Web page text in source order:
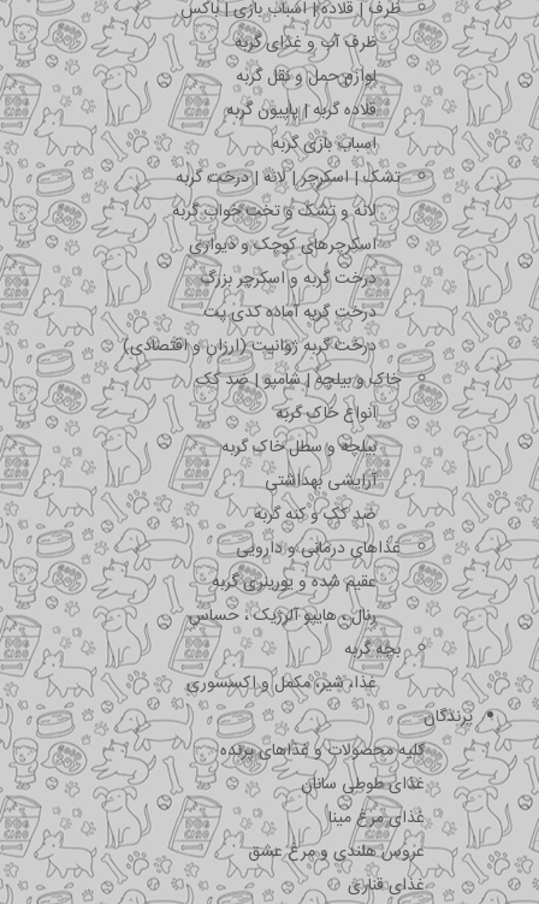
ظرف | قلاده | اسباب بازی | باکس
ظرف آب و غذای گربه
لوازم حمل و نقل گربه
قلاده گربه | پاپیون گربه
اسباب بازی گربه
تشک | اسکرچر | لانه | درخت گربه
لانه و تشک و تخت خواب گربه
اسکرچرهای کوچک و دیواری
درخت گربه و اسکرچر بزرگ
درخت گربه آماده کدی پت
درخت گربه ژوانیت (ارزان و اقتصادی)
خاک و بیلچه | شامپو | ضد کک
انواع خاک گربه
بیلچه و سطل خاک گربه
آرایشی بهداشتی
ضد کک و کنه گربه
غذاهای درمانی و دارویی
عقیم شده و یورینری گربه
رنال ، هایپو آلرژیک ، حساس
بچه گربه
غذا، شیر، مکمل و اکسسوری
پرندگان
کلیه محصولات و غذاهای پرنده
غذای طوطی سانان
غذای مرغ مینا
عروس هلندی و مرغ عشق
غذای قناری